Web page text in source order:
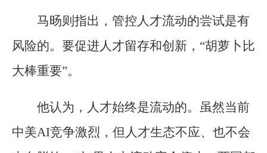
马旸则指出，管控人才流动的尝试是有
风险的。要促进人才留存和创新，“胡萝卜比
大棒重要”。
他认为，人才始终是流动的。虽然当前
中美AI竞争激烈，但人才生态不应、也不会